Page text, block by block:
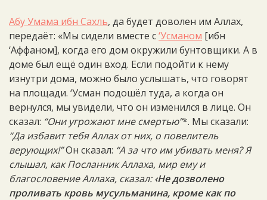
Абу Умама ибн Сахль, да будет доволен им Аллах,
передаёт: «Мы сидели вместе с‘Усманом [ибн
‘Аффаном], когда его дом окружили бунтовщики. А в
доме был ещё один вход. Если подойти к нему
изнутри дома, можно было услышать, что говорят
на площади. ‘Усман подошёл туда, а когда он
вернулся, мы увидели, что он изменился в лице. Он
сказал: “Они угрожают мне смертью”*. Мы сказали:
“Да избавит тебя Аллах от них, о повелитель
верующих!”Он сказал: “А за что им убивать меня? Я
слышал, как Посланник Аллаха, мир ему и
благословение Аллаха, сказал:‹Не дозволено
проливать кровь мусульманина, кроме как по